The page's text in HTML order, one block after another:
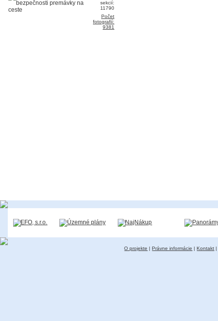
sekcií:
11790
Počet
fotografií:
9381
O projekte |Právne informácie |Kontakt